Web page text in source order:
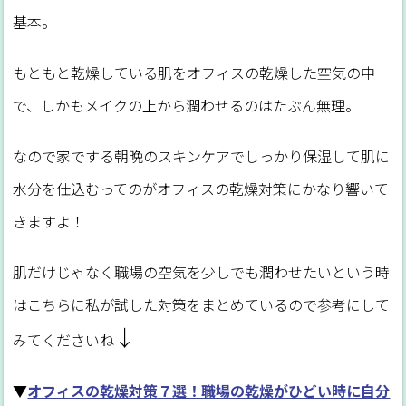
基本。
もともと乾燥している肌をオフィスの乾燥した空気の中
で、しかもメイクの上から潤わせるのはたぶん無理。
なので家でする朝晩のスキンケアでしっかり保湿して肌に
水分を仕込むってのがオフィスの乾燥対策にかなり響いて
きますよ！
肌だけじゃなく職場の空気を少しでも潤わせたいという時
はこちらに私が試した対策をまとめているので参考にして
みてくださいね ↓
▼オフィスの乾燥対策７選！職場の乾燥がひどい時に自分